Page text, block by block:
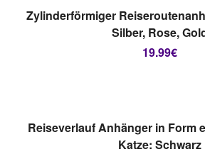
AUSFÜHRUNG
Zylinderförmiger
Silber, Rose,
19.99€
AUSFÜHRUNG
Reiseverlauf Anhänger in Form
Katze: Schwarz